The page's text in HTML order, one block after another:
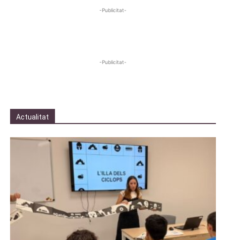
-Publicitat-
-Publicitat-
Actualitat